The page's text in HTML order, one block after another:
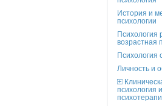
История и
психологии
Психология
возрастная
Психология
Личность и
психология и